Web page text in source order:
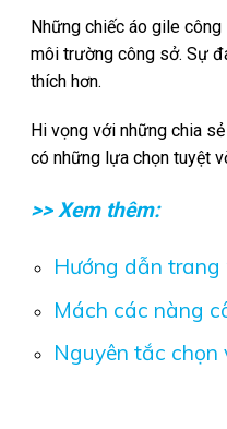
Những chiếc áo gile
môi trường công sở. Sự
thích hơn.
Hi vọng với những chia
có những lựa chọn tuyệt
>> Xem thêm:
Hướng dẫn trang
Mách các nàng
Nguyên tắc chọn